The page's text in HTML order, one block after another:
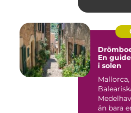
En
i solen
än bara